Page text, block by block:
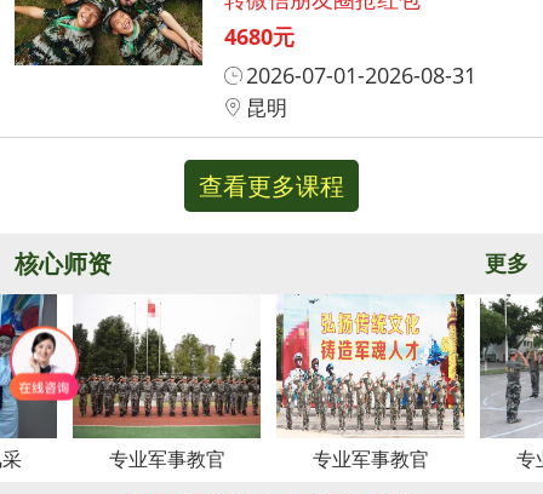
4680元
2026-07-01-2026-08-31
昆明
查看更多课程
核心师资 更多
专业军事教官 专业军事教官 专业军事